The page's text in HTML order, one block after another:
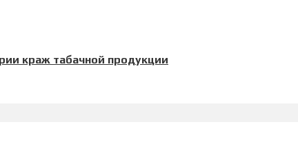
краж табачной продукции